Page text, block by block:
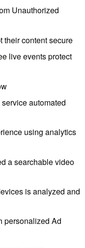
Unauthorized
their content secure
live events protect
automated
using analytics
a searchable video
is analyzed and
personalized Ad